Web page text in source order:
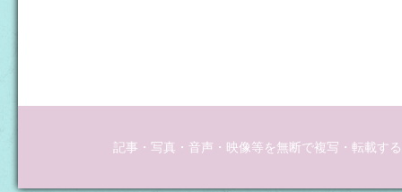
記事・写真・音声・映像等を無断で複写・転載